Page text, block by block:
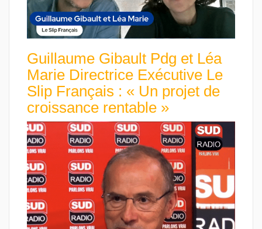
Guillaume Gibault Pdg et Léa
Marie Directrice Exécutive Le
Slip Français : « Un projet de
croissance rentable »